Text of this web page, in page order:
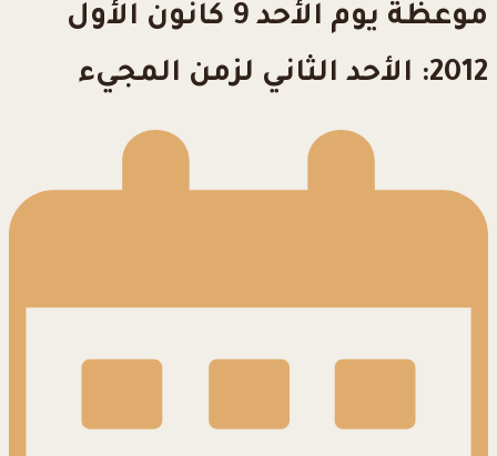
موعظة يوم الأحد 9 كانون الأول
2012: الأحد الثاني لزمن المجيء